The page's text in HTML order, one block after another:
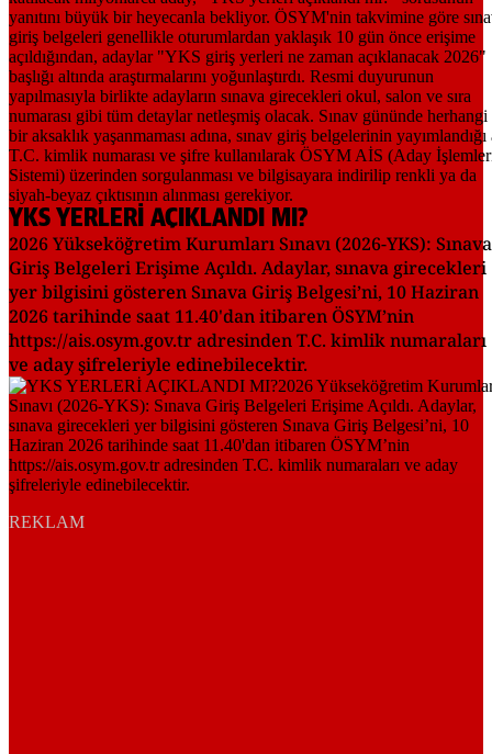
YKS YERLERİ AÇIKLANDI MI?
2026 Yükseköğretim Kurumları Sınavı (2026-YKS): Sınava
Giriş Belgeleri Erişime Açıldı. Adaylar, sınava girecekleri
yer bilgisini gösteren Sınava Giriş Belgesi’ni, 10 Haziran
2026 tarihinde saat 11.40'dan itibaren ÖSYM’nin
https://ais.osym.gov.tr adresinden T.C. kimlik numaraları
ve aday şifreleriyle edinebilecektir.
REKLAM